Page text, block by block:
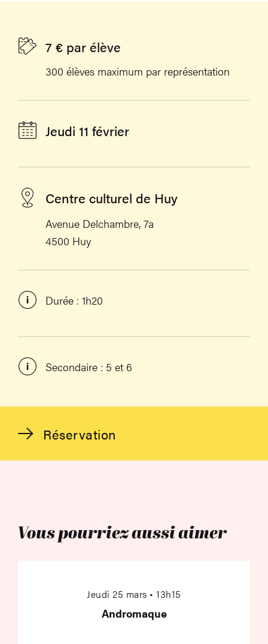
Réservation
7 € par élève
300 élèves maximum par représentation
Jeudi 11 février
Centre culturel de Huy
Avenue Delchambre, 7a
4500 Huy
Durée : 1h20
Secondaire : 5 et 6
Vous pourriez aussi aimer
Jeudi 25 mars • 13h15
Andromaque